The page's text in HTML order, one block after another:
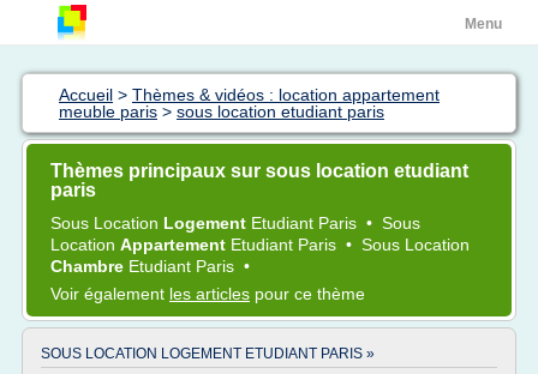
Menu
Accueil > Thèmes & vidéos : location appartement
meuble paris > sous location etudiant paris
Thèmes principaux sur sous location etudiant
paris
Sous Location Logement Etudiant Paris • Sous
Location Appartement Etudiant Paris • Sous Location
Chambre Etudiant Paris •
Voir également les articles pour ce thème
SOUS LOCATION LOGEMENT ETUDIANT PARIS »